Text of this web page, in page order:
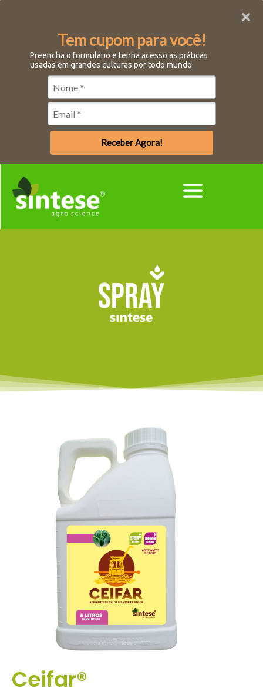
Tem cupom para você!
Preencha o formulário e tenha acesso as práticas
usadas em grandes culturas por todo mundo
Receber Agora!
Ceifar®